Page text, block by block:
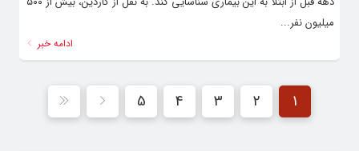
میلیون نفر...
ادامه خبر
1
2
3
4
5